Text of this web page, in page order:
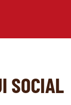
SOCIAL